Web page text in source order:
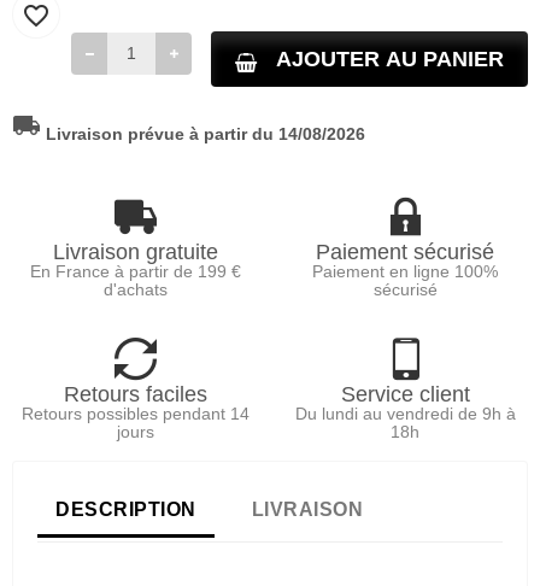
AJOUTER AU PANIER
favorite_border
local_shipping Livraison prévue à partir du 14/08/2026
Livraison gratuite
En France à partir de 199 €
d'achats
Paiement sécurisé
Paiement en ligne 100%
sécurisé
Retours faciles
Retours possibles pendant 14
jours
Service client
Du lundi au vendredi de 9h à
18h
DESCRIPTION LIVRAISON